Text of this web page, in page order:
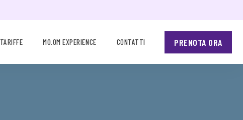
TARIFFE MO.OM EXPERIENCE CONTATTI PRENOTA ORA